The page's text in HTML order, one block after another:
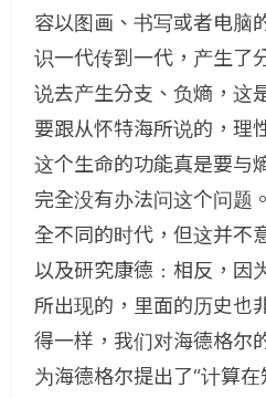
容以图画、书写或者电脑
识一代传到一代，产生了
说去产生分支、负熵，这
要跟从怀特海所说的，理
这个生命的功能真是要与
完全没有办法问这个问题
全不同的时代，但这并不
以及研究康德﹕相反，因
所出现的，里面的历史也
得一样，我们对海德格尔
为海德格尔提出了“计算